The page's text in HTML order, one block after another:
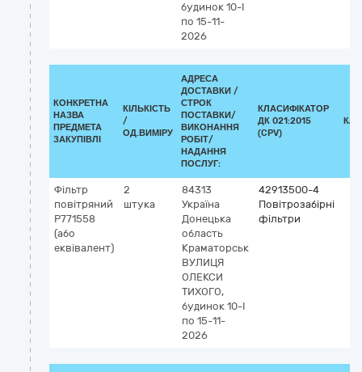
будинок 10-І
по 15-11-
2026
КОНКРЕТНА
НАЗВА
ПРЕДМЕТА
ЗАКУПІВЛІ
КІЛЬКІСТЬ
/
ОД.ВИМІРУ
АДРЕСА
ДОСТАВКИ /
СТРОК
ПОСТАВКИ/
ВИКОНАННЯ
РОБІТ/
НАДАННЯ
ПОСЛУГ:
КЛАСИФІКАТОР
ДК 021:2015
(CPV)
Фільтр
повітряний
P771558
(або
еквівалент)
2
штука
84313
Україна
Донецька
область
Краматорськ
ВУЛИЦЯ
ОЛЕКСИ
ТИХОГО,
будинок 10-І
по 15-11-
2026
42913500-4
Повітрозабірні
фільтри